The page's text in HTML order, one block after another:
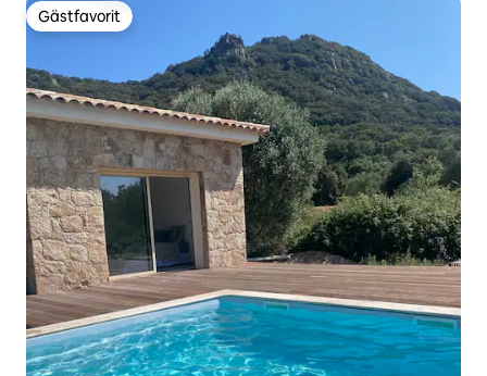
Gästfavorit
Gästfavorit